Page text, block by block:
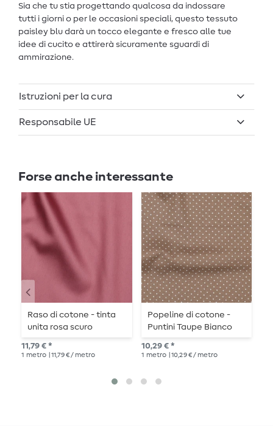
Sia che tu stia progettando qualcosa da indossare
tutti i giorni o per le occasioni speciali, questo tessuto
paisley blu darà un tocco elegante e fresco alle tue
idee di cucito e attirerà sicuramente sguardi di
ammirazione.
Istruzioni per la cura
Responsabile UE
Forse anche interessante
Raso di cotone - tinta
unita rosa scuro
11,79 € *
1 metro | 11,79 € / metro
Popeline di cotone -
Puntini Taupe Bianco
10,29 € *
1 metro | 10,29 € / metro